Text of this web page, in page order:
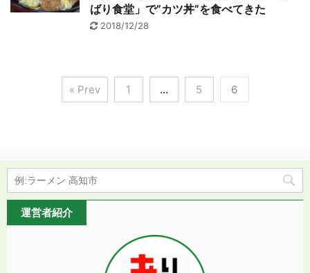
ばり食堂」で”カツ丼”を食べてきた
2018/12/28
« Prev 1 … 5 6
運営者紹介